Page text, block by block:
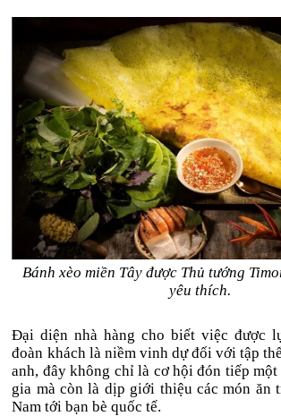
Bánh xèo miền Tây được Thủ tướng
yêu thích.
Đại diện nhà hàng cho biết việc được
đoàn khách là niềm vinh dự đối với tập
anh, đây không chỉ là cơ hội đón tiếp
gia mà còn là dịp giới thiệu các món ăn
Nam tới bạn bè quốc tế.